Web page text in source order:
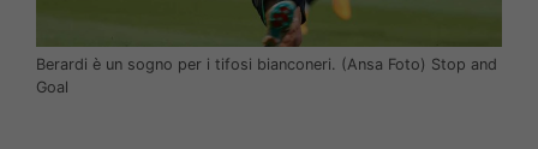
Berardi è un sogno per i tifosi bianconeri. (Ansa Foto) Stop and
Goal